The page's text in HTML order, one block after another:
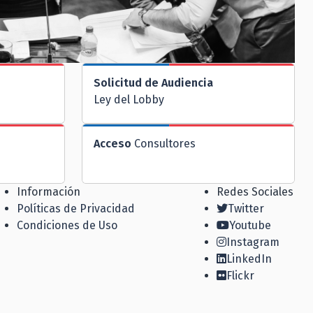
Solicitud de Audiencia
Ley del Lobby
Acceso Consultores
Información
Políticas de Privacidad
Condiciones de Uso
Redes Sociales
Twitter
Youtube
Instagram
LinkedIn
Flickr